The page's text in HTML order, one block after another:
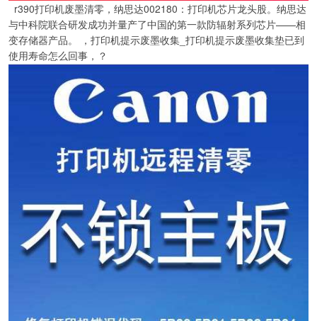
r390打印机废墨清零，纳思达002180：打印机芯片龙头股。纳思达
与中科院联合研发成功并量产了中国的第一款防辐射系列芯片——相
变存储器产品。 ，打印机提示废墨收集_打印机提示废墨收集垫已到
使用寿命怎么回事，？